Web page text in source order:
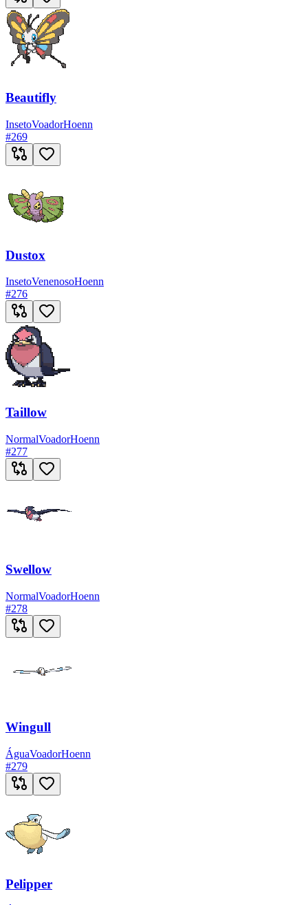
Beautifly
InsetoVoadorHoenn
#269
Dustox
InsetoVenenosoHoenn
#276
Taillow
NormalVoadorHoenn
#277
Swellow
NormalVoadorHoenn
#278
Wingull
ÁguaVoadorHoenn
#279
Pelipper